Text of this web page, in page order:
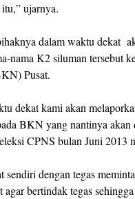
ujarnya.
dalam waktu dekat
nama K2 siluman tersebut
Pusat.
dekat kami akan
BKN yang nantinya akan
CPNS bulan Juni 2013
sendiri dengan tegas
agar bertindak tegas